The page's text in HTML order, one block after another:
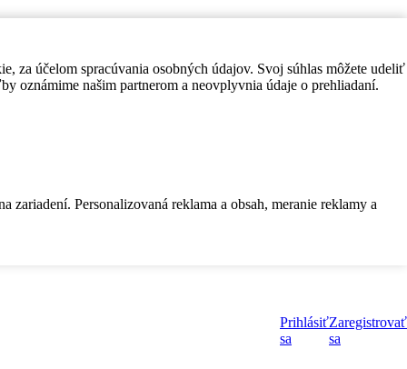
za účelom spracúvania osobných údajov. Svoj súhlas môžete udeliť
oznámime našim partnerom a neovplyvnia údaje o prehliadaní.
Personalizovaná reklama a obsah, meranie reklamy a
Prihlásiť
sa
Zaregistrovať
sa